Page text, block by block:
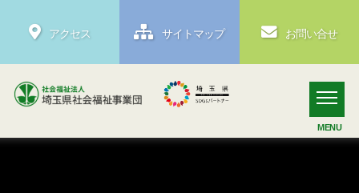
アクセス サイトマップ お問い合せ
MENU